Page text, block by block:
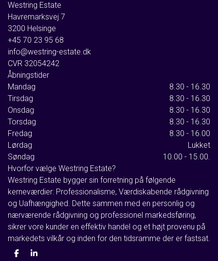
Westring Estate
Havremarksvej 7
3200 Helsinge
+45 70 23 95 68
info@westring-estate.dk
CVR 32054242
Åbningstider
Mandag
8.30 - 16.30
Tirsdag
8.30 - 16.30
Onsdag
8.30 - 16.30
Torsdag
8.30 - 16.30
Fredag
8.30 - 16.00
Lørdag
Lukket
Søndag
10.00 - 15.00.
Hvorfor vælge Westring Estate?
Westring Estate bygger sin forretning på følgende
kerneværdier: Professionalisme, Værdiskabende rådgivning
og Uafhængighed. Dette sammen med en personlig og
nærværende rådgivning og professionel markedsføring,
sikrer vore kunder en effektiv handel og et højt provenu på
markedets vilkår og inden for den tidsramme der er fastsat.